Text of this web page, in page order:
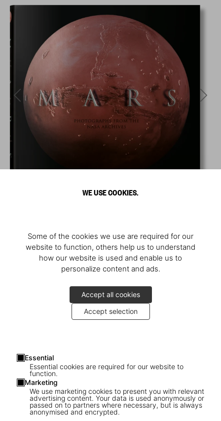
WE USE COOKIES.
Some of the cookies we use are required for our
website to function, others help us to understand
how our website is used and enable us to
personalize content and ads.
Accept all cookies
Accept selection
Essential
Essential cookies are required for our website to
function.
Marketing
We use marketing cookies to present you with relevant
advertising content. Your data is used anonymously or
passed on to partners where necessary, but is always
anonymised and encrypted.
1/23